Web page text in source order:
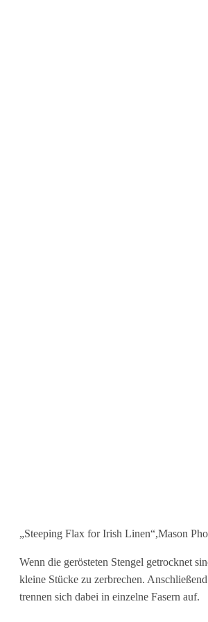
„Steeping Flax for Irish Linen“,Mason
Wenn die gerösteten Stengel getrocknet
kleine Stücke zu zerbrechen.
trennen sich dabei in einzelne Fasern auf.